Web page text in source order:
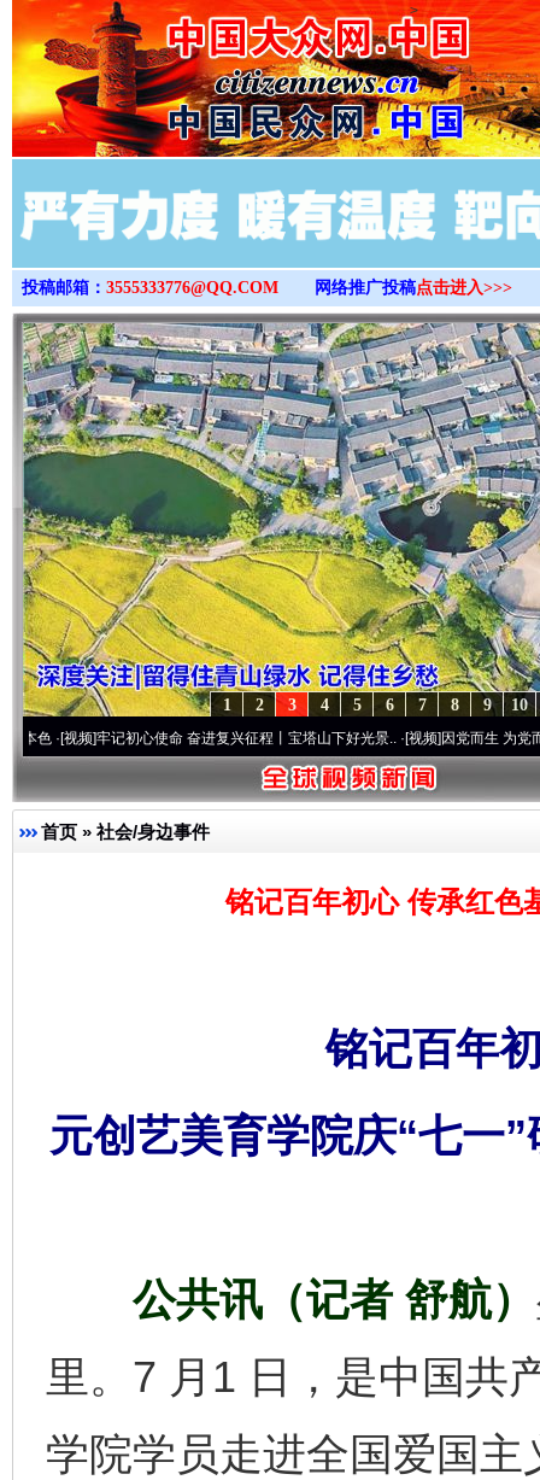
>
投稿邮箱： 3555333776@QQ.COM 网络推广投稿点击进入>>>
10
9
8
7
6
5
4
3
2
1
牢记初心使命 奋进复兴征程丨宝塔山下好光景..·[视频]因党而生 为党而战——百年
首页 » 社会/身边事件
铭记百年初心 传承红
铭记百年
元创艺美育学院庆“七一
公共讯（记者 舒航）
里。7 月1 日，是中国共
学院学员走进全国爱国